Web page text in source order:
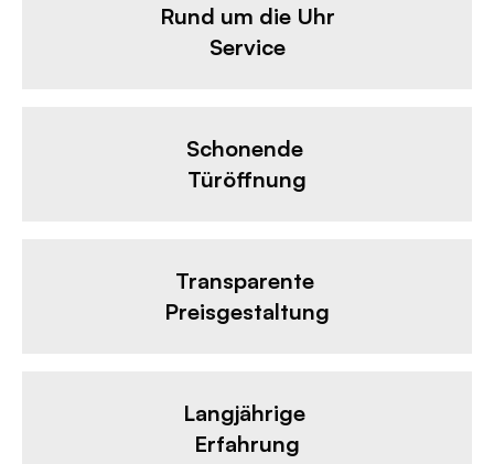
Rund um die Uhr
Service
Schonende
Türöffnung
Transparente
Preisgestaltung
Langjährige
Erfahrung